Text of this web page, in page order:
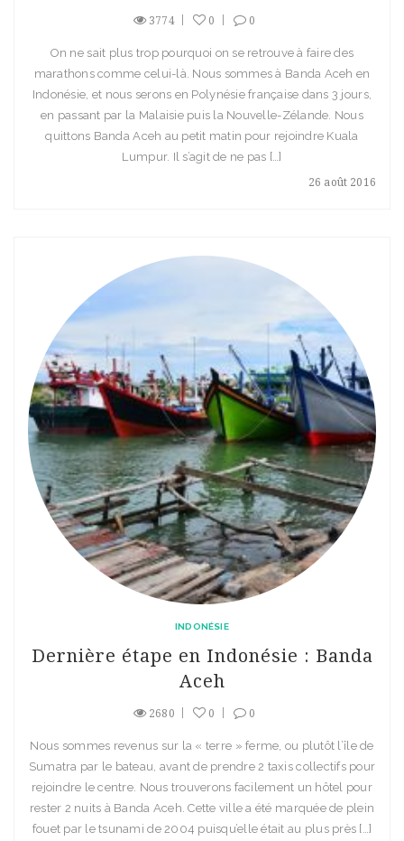
3774 0 0
26 août 2016
On ne sait plus trop pourquoi on se retrouve à faire des
marathons comme celui-là. Nous sommes à Banda Aceh en
Indonésie, et nous serons en Polynésie française dans 3 jours,
en passant par la Malaisie puis la Nouvelle-Zélande. Nous
quittons Banda Aceh au petit matin pour rejoindre Kuala
Lumpur. Il s’agit de ne pas […]
INDONÉSIE
Dernière étape en Indonésie : Banda
Aceh
2680 0 0
Nous sommes revenus sur la « terre » ferme, ou plutôt l’île de
Sumatra par le bateau, avant de prendre 2 taxis collectifs pour
rejoindre le centre. Nous trouverons facilement un hôtel pour
rester 2 nuits à Banda Aceh. Cette ville a été marquée de plein
fouet par le tsunami de 2004 puisqu’elle était au plus près […]